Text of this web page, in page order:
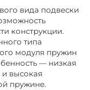
вида подвески
конструкции.
типа
модуля пружин
— низкая
высокая
пружине.